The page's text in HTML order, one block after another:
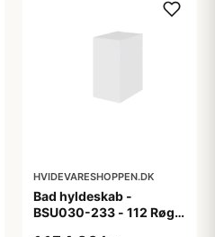
HVIDEVARESHOPPEN.DK
Bad hyldeskab -
BSU030-233 - 112 Røget